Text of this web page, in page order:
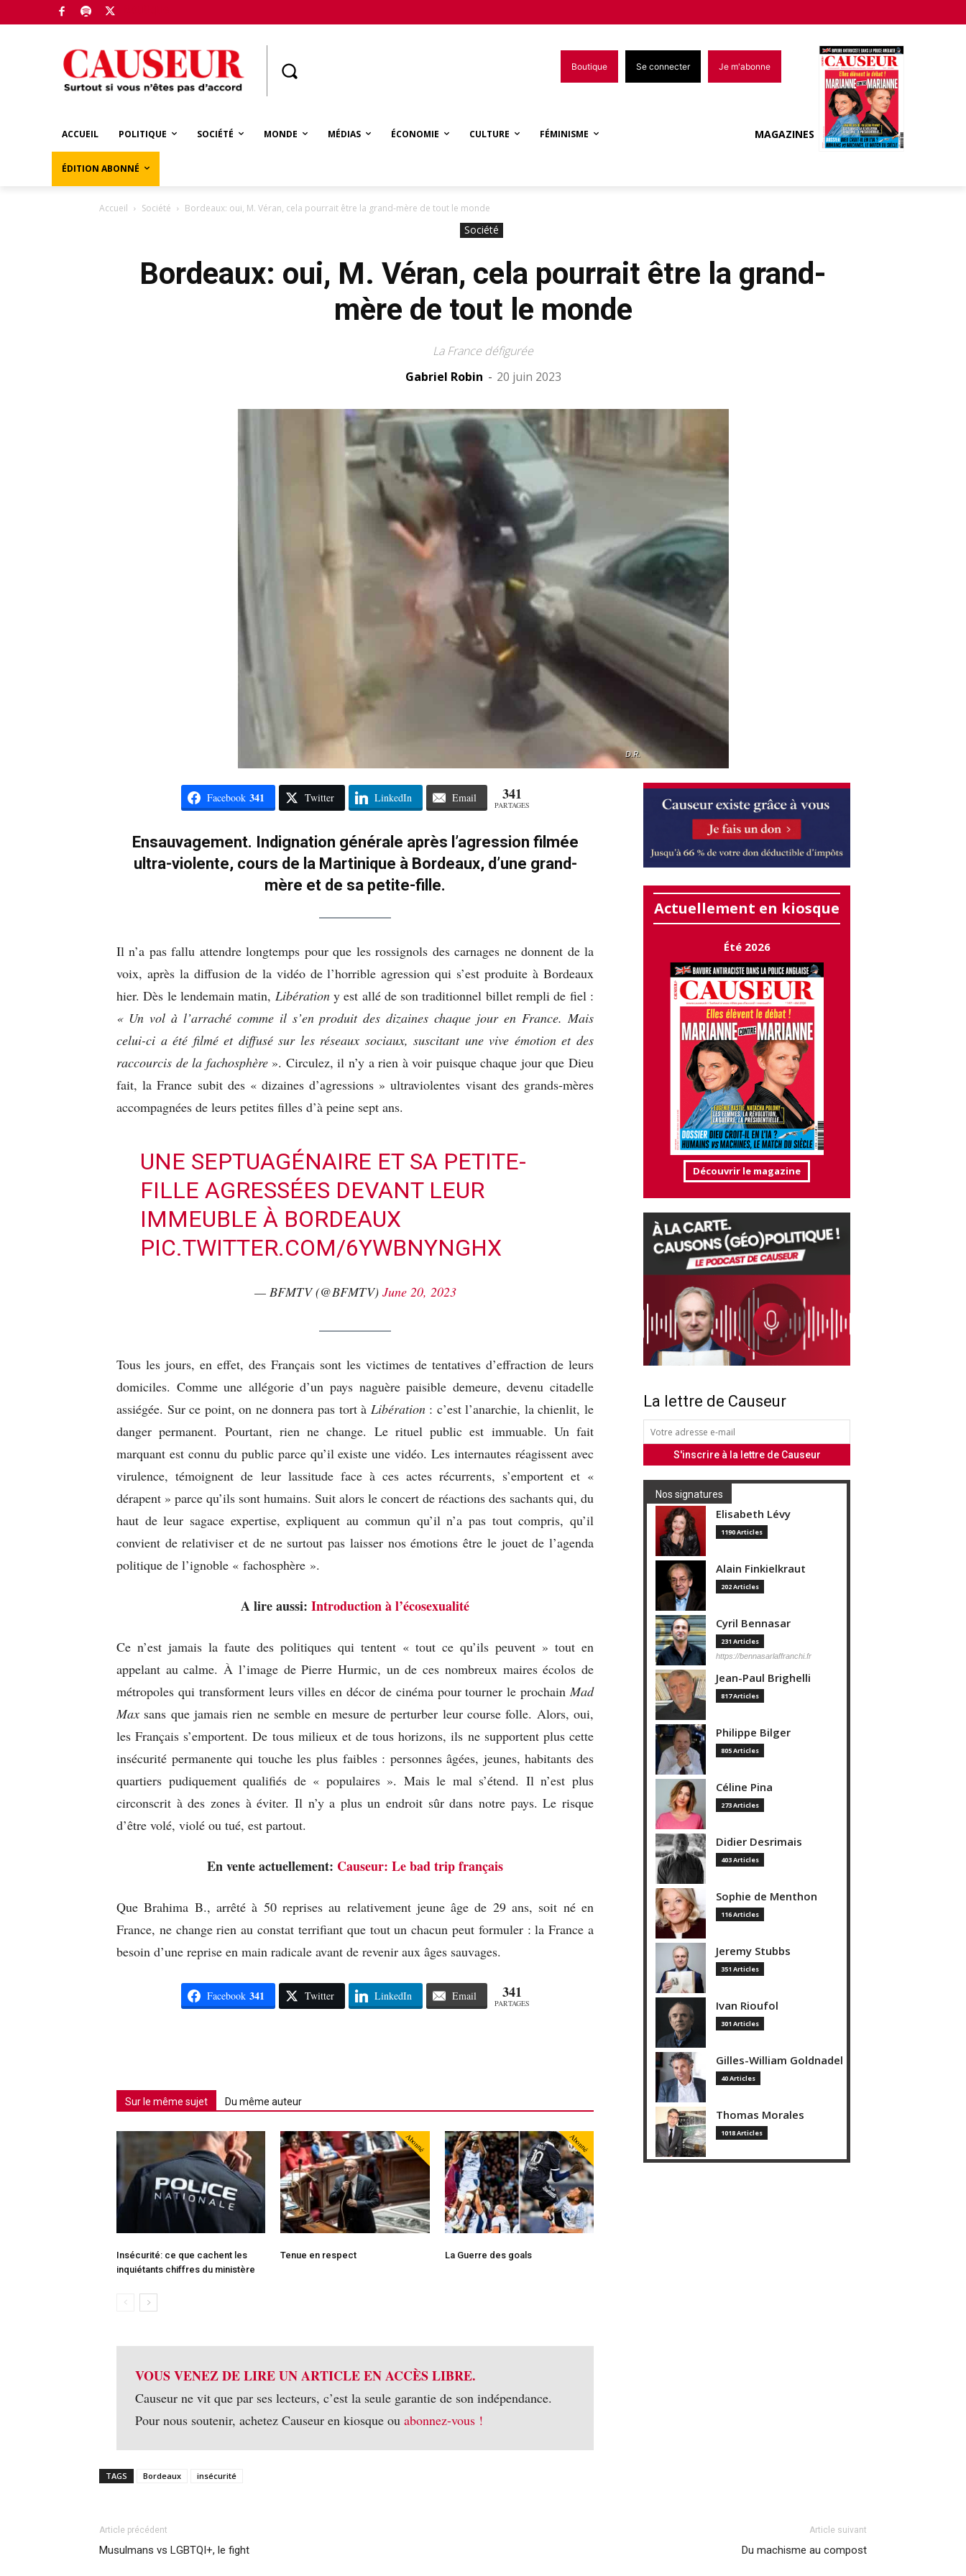
Boutique Se connecter Je m'abonne
ACCUEIL POLITIQUE SOCIÉTÉ MONDE MÉDIAS ÉCONOMIE CULTURE FÉMINISME
ÉDITION ABONNÉ
MAGAZINES
Accueil Société Bordeaux: oui, M. Véran, cela pourrait être la grand-mère de tout le monde
Société
Bordeaux: oui, M. Véran, cela pourrait être la grand-
mère de tout le monde
La France défigurée
Gabriel Robin - 20 juin 2023
D.R.
Facebook 341 Twitter LinkedIn Email 341
PARTAGES
Ensauvagement. Indignation générale après l’agression filmée
ultra-violente, cours de la Martinique à Bordeaux, d’une grand-
mère et de sa petite-fille.
Il n’a pas fallu attendre longtemps pour que les rossignols des carnages ne donnent de la
voix, après la diffusion de la vidéo de l’horrible agression qui s’est produite à Bordeaux
hier. Dès le lendemain matin, Libérationy est allé de son traditionnel billet rempli de fiel :
« Un vol à l’arraché comme il s’en produit des dizaines chaque jour en France. Mais
celui-ci a été filmé et diffusé sur les réseaux sociaux, suscitant une vive émotion et des
raccourcis de la fachosphère ». Circulez, il n’y a rien à voir puisque chaque jour que Dieu
fait, la France subit des « dizaines d’agressions » ultraviolentes visant des grands-mères
accompagnées de leurs petites filles d’à peine sept ans.
UNE SEPTUAGÉNAIRE ET SA PETITE-
FILLE AGRESSÉES DEVANT LEUR
IMMEUBLE À BORDEAUX
PIC.TWITTER.COM/6YWBNYNGHX
— BFMTV (@BFMTV) June 20, 2023
Tous les jours, en effet, des Français sont les victimes de tentatives d’effraction de leurs
domiciles. Comme une allégorie d’un pays naguère paisible demeure, devenu citadelle
assiégée. Sur ce point, on ne donnera pas tort à Libération: c’est l’anarchie, la chienlit, le
danger permanent. Pourtant, rien ne change. Le rituel public est immuable. Un fait
marquant est connu du public parce qu’il existe une vidéo. Les internautes réagissent avec
virulence, témoignent de leur lassitude face à ces actes récurrents, s’emportent et «
dérapent » parce qu’ils sont humains. Suit alors le concert de réactions des sachants qui, du
haut de leur sagace expertise, expliquent au commun qu’il n’a pas tout compris, qu’il
convient de relativiser et de ne surtout pas laisser nos émotions être le jouet de l’agenda
politique de l’ignoble « fachosphère ».
A lire aussi: Introduction à l’écosexualité
Ce n’est jamais la faute des politiques qui tentent « tout ce qu’ils peuvent » tout en
appelant au calme. À l’image de Pierre Hurmic, un de ces nombreux maires écolos de
métropoles qui transforment leurs villes en décor de cinéma pour tourner le prochain Mad
Max sans que jamais rien ne semble en mesure de perturber leur course folle. Alors, oui,
les Français s’emportent. De tous milieux et de tous horizons, ils ne supportent plus cette
insécurité permanente qui touche les plus faibles : personnes âgées, jeunes, habitants des
quartiers pudiquement qualifiés de « populaires ». Mais le mal s’étend. Il n’est plus
circonscrit à des zones à éviter. Il n’y a plus un endroit sûr dans notre pays. Le risque
d’être volé, violé ou tué, est partout.
En vente actuellement: Causeur: Le bad trip français
Que Brahima B., arrêté à 50 reprises au relativement jeune âge de 29 ans, soit né en
France, ne change rien au constat terrifiant que tout un chacun peut formuler : la France a
besoin d’une reprise en main radicale avant de revenir aux âges sauvages.
Facebook 341 Twitter LinkedIn Email 341
PARTAGES
Sur le même sujet Du même auteur
Insécurité: ce que cachent les
inquiétants chiffres du ministère
Abonné
Tenue en respect
Abonné
La Guerre des goals
VOUS VENEZ DE LIRE UN ARTICLE EN ACCÈS LIBRE.
Causeur ne vit que par ses lecteurs, c’est la seule garantie de son indépendance.
Pour nous soutenir, achetez Causeur en kiosque ou abonnez-vous !
Actuellement en kiosque
Été 2026
Découvrir le magazine
La lettre de Causeur
Nos signatures
Elisabeth Lévy
1190 Articles
Alain Finkielkraut
202 Articles
Cyril Bennasar
231 Articles
https://bennasarlaffranchi.fr
Jean-Paul Brighelli
817 Articles
Philippe Bilger
805 Articles
Céline Pina
273 Articles
Didier Desrimais
403 Articles
Sophie de Menthon
116 Articles
Jeremy Stubbs
351 Articles
Ivan Rioufol
301 Articles
Gilles-William Goldnadel
40 Articles
Thomas Morales
1018 Articles
TAGS Bordeaux insécurité
Article précédent
Musulmans vs LGBTQI+, le fight
Article suivant
Du machisme au compost